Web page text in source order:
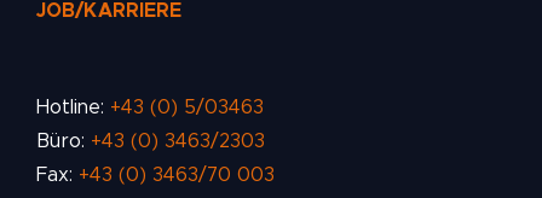
JOB/KARRIERE
Hotline: +43 (0) 5/03463
Büro: +43 (0) 3463/2303
Fax: +43 (0) 3463/70 003